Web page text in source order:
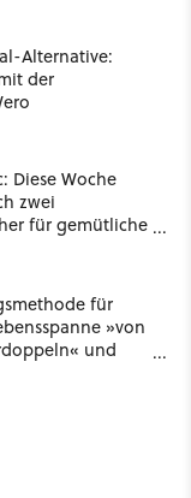
Alternative:
der
Diese Woche
zwei
für gemütliche
für
»von
und